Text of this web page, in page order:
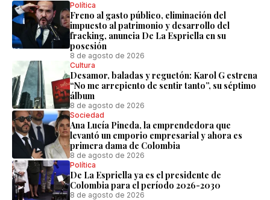
Política
Freno al gasto público, eliminación del
impuesto al patrimonio y desarrollo del
fracking, anuncia De La Espriella en su
posesión
8 de agosto de 2026
Cultura
Desamor, baladas y reguetón: Karol G estrena
“No me arrepiento de sentir tanto”, su séptimo
álbum
8 de agosto de 2026
Sociedad
Ana Lucía Pineda, la emprendedora que
levantó un emporio empresarial y ahora es
primera dama de Colombia
8 de agosto de 2026
Política
De La Espriella ya es el presidente de
Colombia para el período 2026-2030
8 de agosto de 2026